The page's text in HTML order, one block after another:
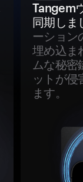
Tangem
同期しま
ーション
埋め込ま
ムな秘密
ットが侵
ます。